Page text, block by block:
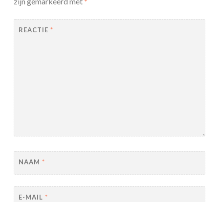
REACTIE *
NAAM *
E-MAIL *